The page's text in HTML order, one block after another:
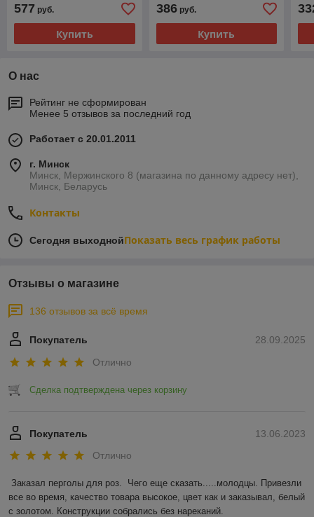
577 руб.
Купить
386руб.
Купить
О нас
Рейтинг не сформирован
Менее 5 отзывов за последний год
Работает с 20.01.2011
г. Минск
Минск, Мержинского 8 (магазина по данному адресу нет),
Минск, Беларусь
Контакты
Сегодня выходнойПоказать весь график работы
Отзывы о магазине
136 отзывов за всё время
28.09.2025
Покупатель
Отлично
Сделка подтверждена через корзину
13.06.2023
Покупатель
Отлично
Заказал перголы для роз.  Чего еще сказать.....молодцы. Привезли
все во время, качество товара высокое, цвет как и заказывал, белый
с золотом. Конструкции собрались без нареканий.